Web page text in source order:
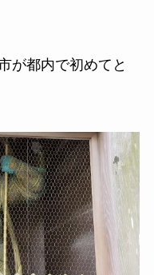
が都内で初めてと